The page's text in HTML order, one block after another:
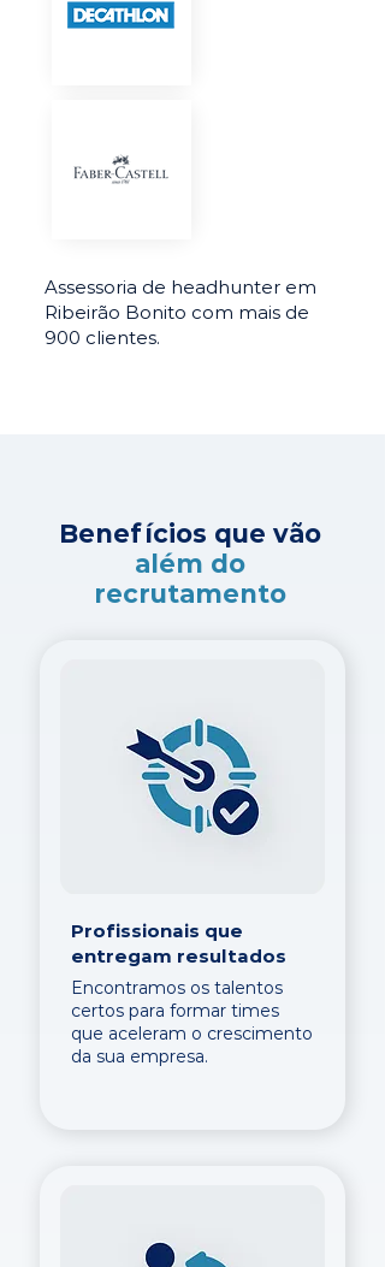
Assessoria de headhunter em
Ribeirão Bonito com mais de
900 clientes.
Benefícios que vão
além do
recrutamento
Profissionais que
entregam resultados
Encontramos os talentos
certos para formar times
que aceleram o crescimento
da sua empresa.